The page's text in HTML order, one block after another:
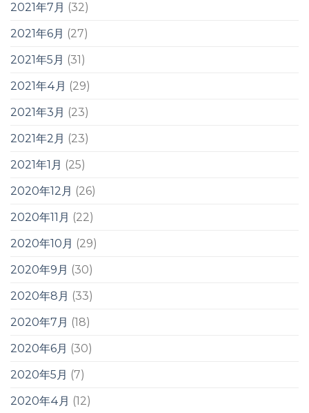
2021年7月 (32)
2021年6月 (27)
2021年5月 (31)
2021年4月 (29)
2021年3月 (23)
2021年2月 (23)
2021年1月 (25)
2020年12月 (26)
2020年11月 (22)
2020年10月 (29)
2020年9月 (30)
2020年8月 (33)
2020年7月 (18)
2020年6月 (30)
2020年5月 (7)
2020年4月 (12)